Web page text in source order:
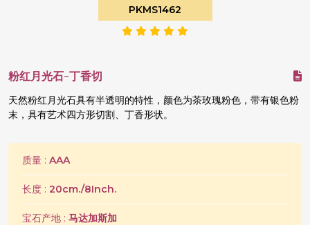
PKMS1462
粉红月光石-丁香切
天然粉红月光石具有半透明的特性，颜色为茶玫瑰粉色，带有银色粉
末，具有艺术四方形切割、丁香形状。
质量 : AAA
长度 : 20cm./8Inch.
宝石产地 : 马达加斯加